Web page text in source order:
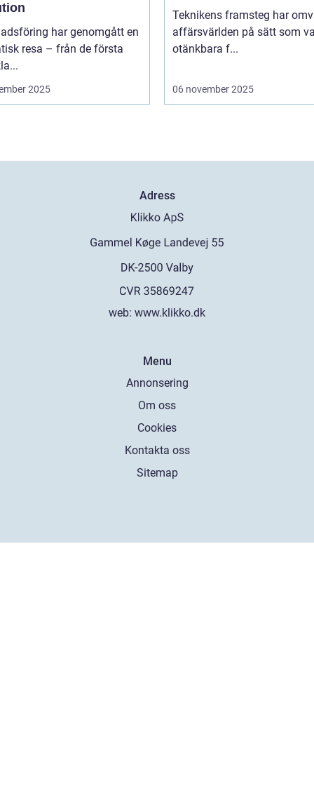
har genomgått en
resa – från de första
2025
Teknikens framsteg har
affärsvärlden på sätt som
otänkbara f...
06 november 2025
Adress
web: www.klikko.dk
Menu
Annonsering
Om oss
Cookies
Kontakta oss
Sitemap